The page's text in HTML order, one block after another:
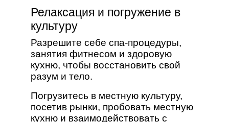
Релаксация и погружение в
культуру
Разрешите себе спа-процедуры,
занятия фитнесом и здоровую
кухню, чтобы восстановить свой
разум и тело.
Погрузитесь в местную культуру,
посетив рынки, пробовать местную
кухню и взаимодействовать с